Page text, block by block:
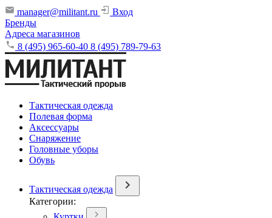
manager@militant.ru
Вход
Бренды
Адреса магазинов
8 (495) 965-60-40 8 (495) 789-79-63
Тактическая одежда
Полевая форма
Аксессуары
Снаряжение
Головные уборы
Обувь
Тактическая одежда
Категории: